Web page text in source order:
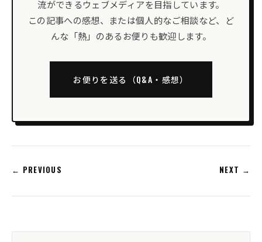
流ができるウェブメディアを目指しています。
この記事への感想、または個人的なご相談など、ど
んな「熱」のあるお便りも歓迎します。
お便りを送る（Q&A・感想）
← PREVIOUS NEXT →